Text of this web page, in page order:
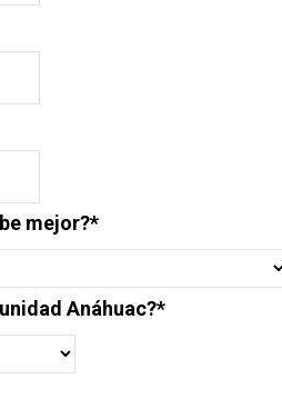
mejor?*
Anáhuac?*